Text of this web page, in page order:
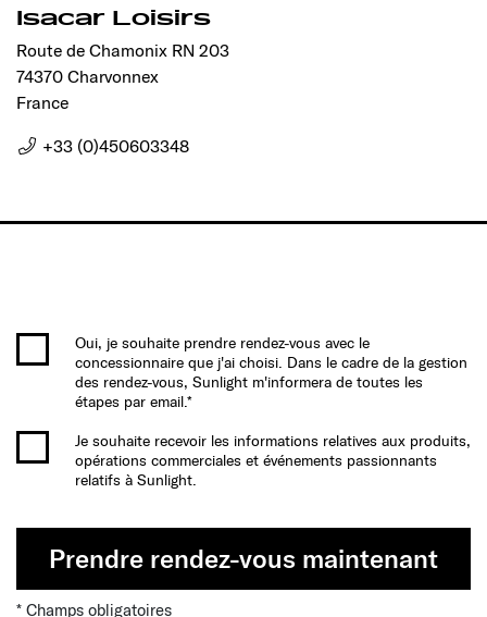
Isacar Loisirs
Route de Chamonix RN 203
74370 Charvonnex
France
+33 (0)450603348
Oui, je souhaite prendre rendez-vous avec le
concessionnaire que j'ai choisi. Dans le cadre de la gestion
des rendez-vous, Sunlight m'informera de toutes les
étapes par email.*
Je souhaite recevoir les informations relatives aux produits,
opérations commerciales et événements passionnants
relatifs à Sunlight.
Prendre rendez-vous maintenant
* Champs obligatoires